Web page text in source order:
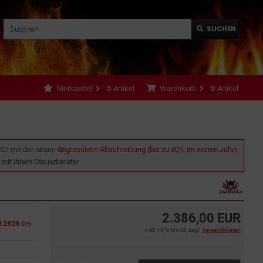
SUCHEN
Warenkorb 0 Artikel
Merkzettel 0 Artikel
mit der neuen degressiven Abschreibung (bis zu 30% im ersten Jahr)
ihrem Steuerberater
2.386,00 EUR
inkl. 19 % MwSt. zzgl. Versandkosten
bei